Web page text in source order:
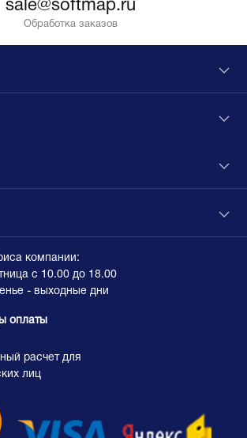
sale@softmap.ru
Обработка заказов
компании:
с 10.00 до 18.00
- выходные дни
оплаты
расчет для
лиц